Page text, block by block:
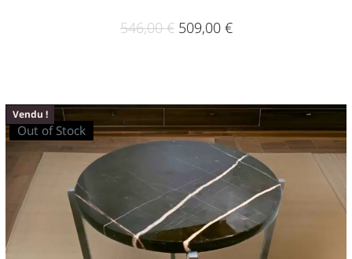
546,00€ 509,00 €
Out of Stock
Vendu !